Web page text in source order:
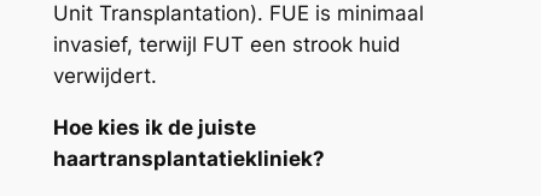
Unit Transplantation). FUE is minimaal
invasief, terwijl FUT een strook huid
verwijdert.
Hoe kies ik de juiste
haartransplantatiekliniek?